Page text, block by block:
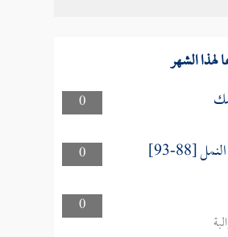
لهذا الشهر
0
0
[88-93]
0